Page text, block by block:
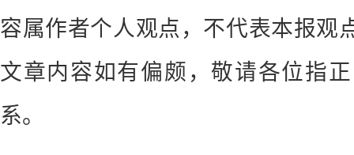
容属作者个人观点，不代表本报观
文章内容如有偏颇，敬请各位指
系。